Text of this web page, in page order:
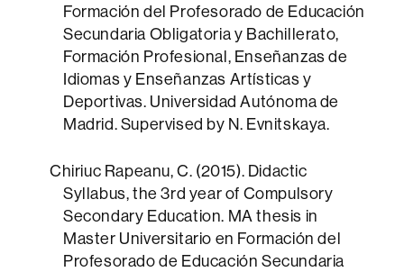
Formación del Profesorado de Educación
Secundaria Obligatoria y Bachillerato,
Formación Profesional, Enseñanzas de
Idiomas y Enseñanzas Artísticas y
Deportivas. Universidad Autónoma de
Madrid. Supervised by N. Evnitskaya.
Chiriuc Rapeanu, C. (2015). Didactic
Syllabus, the 3rd year of Compulsory
Secondary Education. MA thesis in
Master Universitario en Formación del
Profesorado de Educación Secundaria